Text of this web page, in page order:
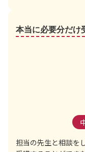
本当に必要分だけ
担当の先生と相談を